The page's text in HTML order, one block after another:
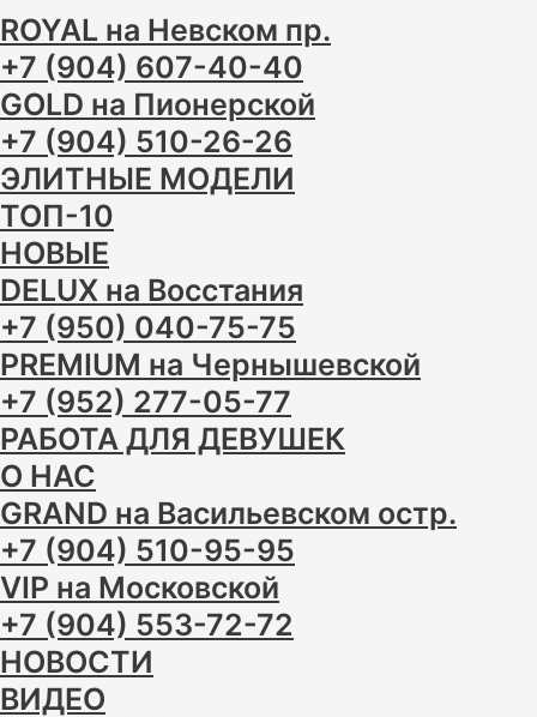
ROYAL на Невском пр.
+7 (904) 607-40-40
GOLD на Пионерской
+7 (904) 510-26-26
ЭЛИТНЫЕ МОДЕЛИ
ТОП-10
НОВЫЕ
DELUX на Восстания
+7 (950) 040-75-75
PREMIUM на Чернышевской
+7 (952) 277-05-77
РАБОТА ДЛЯ ДЕВУШЕК
О НАС
GRAND на Васильевском остр.
+7 (904) 510-95-95
VIP на Московской
+7 (904) 553-72-72
НОВОСТИ
ВИДЕО